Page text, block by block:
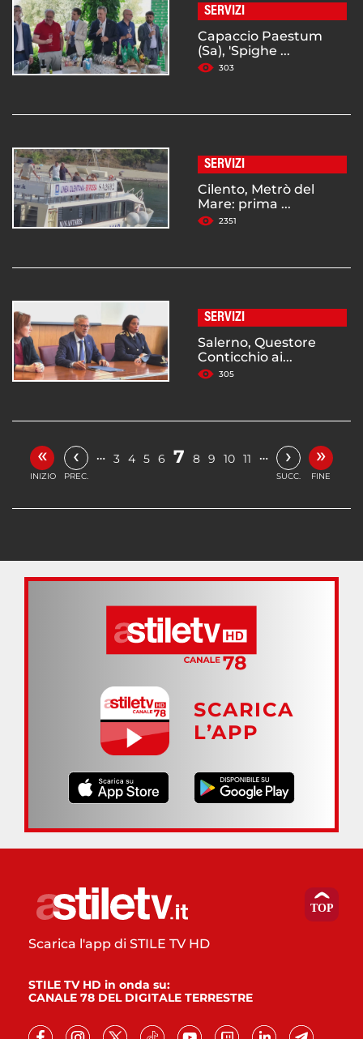
SERVIZI
Capaccio Paestum
(Sa), 'Spighe ...
303
SERVIZI
Cilento, Metrò del
Mare: prima ...
2351
SERVIZI
Salerno, Questore
Conticchio ai...
305
«
INIZIO
‹
PREC.
… 3 4 5 6 7 8 9 10 11 … ›
SUCC.
»
FINE
SCARICA
L’APP
Scarica l'app di STILE TV HD
STILE TV HD in onda su:
CANALE 78 DEL DIGITALE TERRESTRE